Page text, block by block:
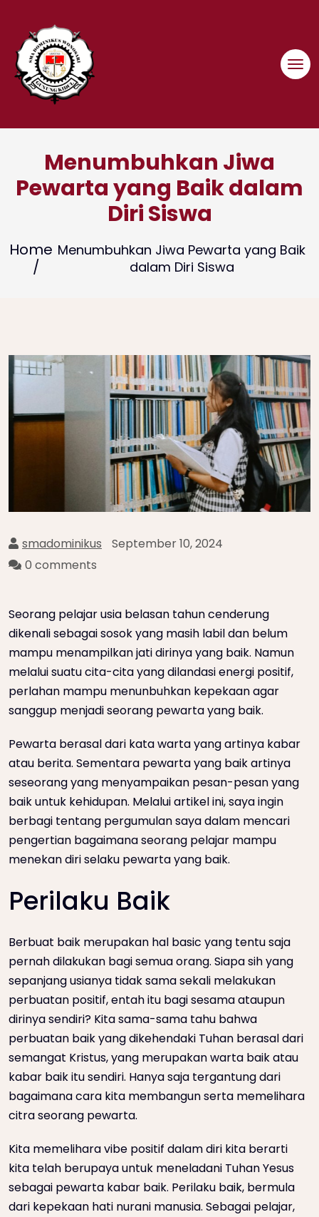
content
Menumbuhkan Jiwa
Pewarta yang Baik dalam
Diri Siswa
Home Menumbuhkan Jiwa Pewarta yang Baik
dalam Diri Siswa
smadominikus
September 10, 2024
0 comments
Seorang pelajar usia belasan tahun cenderung
dikenali sebagai sosok yang masih labil dan belum
mampu menampilkan jati dirinya yang baik. Namun
melalui suatu cita-cita yang dilandasi energi positif,
perlahan mampu menunbuhkan kepekaan agar
sanggup menjadi seorang pewarta yang baik.
Pewarta berasal dari kata warta yang artinya kabar
atau berita. Sementara pewarta yang baik artinya
seseorang yang menyampaikan pesan-pesan yang
baik untuk kehidupan. Melalui artikel ini, saya ingin
berbagi tentang pergumulan saya dalam mencari
pengertian bagaimana seorang pelajar mampu
menekan diri selaku pewarta yang baik.
Perilaku Baik
Berbuat baik merupakan hal basic yang tentu saja
pernah dilakukan bagi semua orang. Siapa sih yang
sepanjang usianya tidak sama sekali melakukan
perbuatan positif, entah itu bagi sesama ataupun
dirinya sendiri? Kita sama-sama tahu bahwa
perbuatan baik yang dikehendaki Tuhan berasal dari
semangat Kristus, yang merupakan warta baik atau
kabar baik itu sendiri. Hanya saja tergantung dari
bagaimana cara kita membangun serta memelihara
citra seorang pewarta.
Kita memelihara vibe positif dalam diri kita berarti
kita telah berupaya untuk meneladani Tuhan Yesus
sebagai pewarta kabar baik. Perilaku baik, bermula
dari kepekaan hati nurani manusia. Sebagai pelajar,